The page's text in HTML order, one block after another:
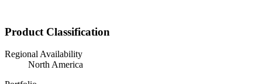
Product Classification
Regional Availability
North America